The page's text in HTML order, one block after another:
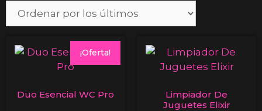
¡Oferta!
Duo Esencial WC Pro
Limpiador De
Juguetes Elixir